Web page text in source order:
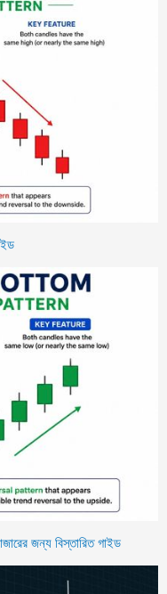
জন্য বিস্তারিত গাইড